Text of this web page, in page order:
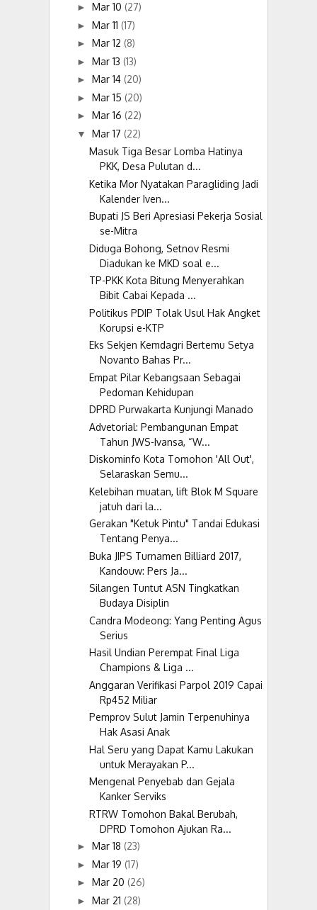
► Mar 10 (27)
► Mar 11 (17)
► Mar 12 (8)
► Mar 13 (13)
► Mar 14 (20)
► Mar 15 (20)
► Mar 16 (22)
▼ Mar 17 (22)
Masuk Tiga Besar Lomba Hatinya
PKK, Desa Pulutan d...
Ketika Mor Nyatakan Paragliding Jadi
Kalender Iven...
Bupati JS Beri Apresiasi Pekerja Sosial
se-Mitra
Diduga Bohong, Setnov Resmi
Diadukan ke MKD soal e...
TP-PKK Kota Bitung Menyerahkan
Bibit Cabai Kepada ...
Politikus PDIP Tolak Usul Hak Angket
Korupsi e-KTP
Eks Sekjen Kemdagri Bertemu Setya
Novanto Bahas Pr...
Empat Pilar Kebangsaan Sebagai
Pedoman Kehidupan
DPRD Purwakarta Kunjungi Manado
Advetorial: Pembangunan Empat
Tahun JWS-Ivansa, “W...
Diskominfo Kota Tomohon 'All Out',
Selaraskan Semu...
Kelebihan muatan, lift Blok M Square
jatuh dari la...
Gerakan "Ketuk Pintu" Tandai Edukasi
Tentang Penya...
Buka JIPS Turnamen Billiard 2017,
Kandouw: Pers Ja...
Silangen Tuntut ASN Tingkatkan
Budaya Disiplin
Candra Modeong: Yang Penting Agus
Serius
Hasil Undian Perempat Final Liga
Champions & Liga ...
Anggaran Verifikasi Parpol 2019 Capai
Rp452 Miliar
Pemprov Sulut Jamin Terpenuhinya
Hak Asasi Anak
Hal Seru yang Dapat Kamu Lakukan
untuk Merayakan P...
Mengenal Penyebab dan Gejala
Kanker Serviks
RTRW Tomohon Bakal Berubah,
DPRD Tomohon Ajukan Ra...
► Mar 18 (23)
► Mar 19 (17)
► Mar 20 (26)
► Mar 21 (28)